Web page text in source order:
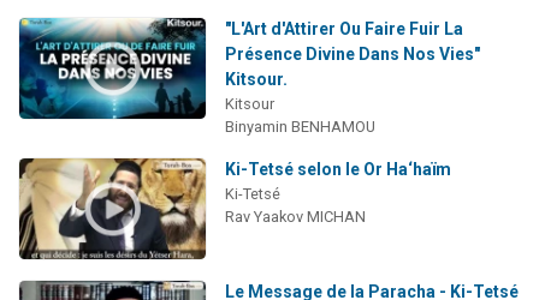
"L'Art d'Attirer Ou Faire Fuir La
Présence Divine Dans Nos Vies"
Kitsour.
Kitsour
Binyamin BENHAMOU
Ki-Tetsé selon le Or Ha‘haïm
Ki-Tetsé
Rav Yaakov MICHAN
Le Message de la Paracha - Ki-Tetsé